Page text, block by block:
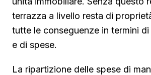
terrazza a livello resta di
tutte le conseguenze in termini
e di spese.
La ripartizione delle spese di